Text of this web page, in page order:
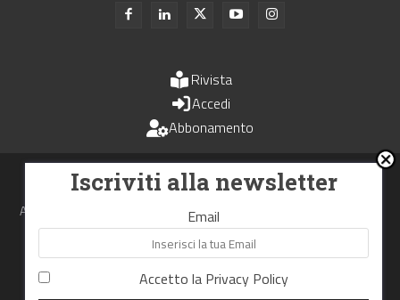
Rivista
Accedi
Abbonamento
Uomini e Trasporti è un periodico associato all'Unione Stampa
Periodica Italiana - USPI
Autorizzazione del Tribunale di Bologna N.4993 del 15 giugno 1982
Webdesign made inNowhere
RIPRODUZIONE RISERVATA Privacy Policy Cookie Policy
Iscriviti alla newsletter
Email
Accetto la Privacy Policy